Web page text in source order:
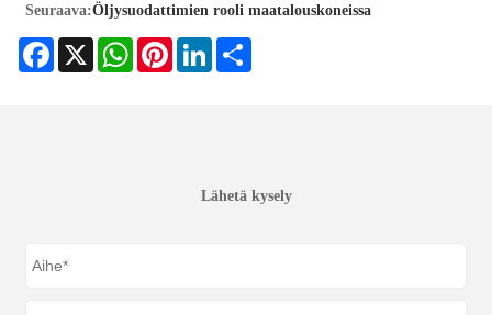
Seuraava:Öljysuodattimien rooli maatalouskoneissa
Facebook
X WhatsAppPinterestLinkedIn
Lähetä kysely